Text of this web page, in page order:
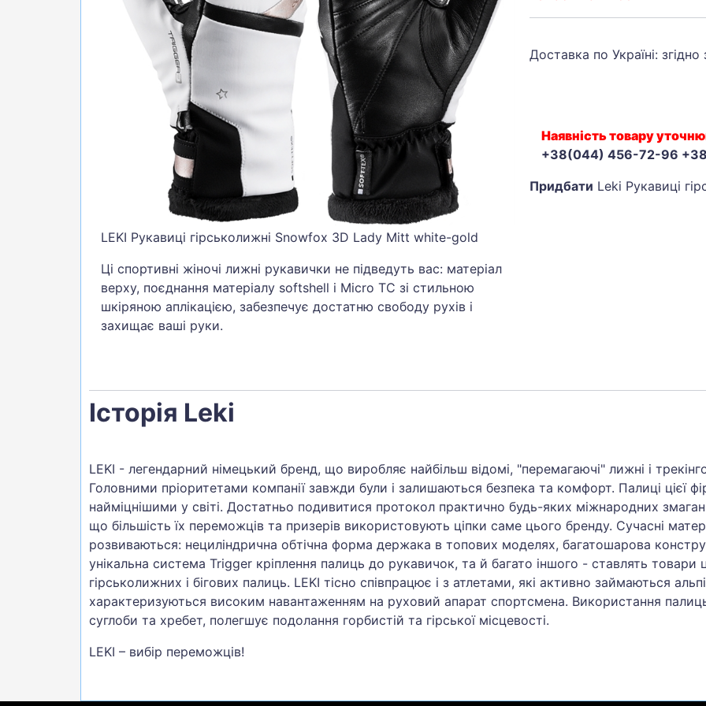
БІГ, ФІТНЕС, М'ЯЧІ
ВЕЛОСИПЕДИ
САМОКАТИ
ТЕНІС, БАДМІНТОН
ВОДНІ ВИДИ СПОРТУ
LEKI Рукавиці гірськолижні Snowfox 3D Lady Mitt white-gold
Ці спортивні жіночі лижні рукавички не підведуть вас: матеріал
верху, поєднання матеріалу softshell і Micro TC зі стильною
шкіряною аплікацією, забезпечує достатню свободу рухів і
захищає ваші руки.
Доставка по Україні:
Наявність товару
+38(044) 456-72-96
Придбати Leki Рукавиці
Історія Leki
LEKI - легендарний німецький бренд, що виробляє найбільш відомі, "перемагаючі" лижні і
Головними пріоритетами компанії завжди були і залишаються безпека та комфорт. Палиці цієї
найміцнішими у світі. Достатньо подивитися протокол практично будь-яких міжнародних
що більшість їх переможців та призерів використовують ціпки саме цього бренду. Сучасні
розвиваються: нециліндрична обтічна форма держака в топових моделях, багатошарова
унікальна система Trigger кріплення палиць до рукавичок, та й багато іншого - ставлять товари
гірськолижних і бігових палиць. LEKI тісно співпрацює і з атлетами, які активно займаються
характеризуються високим навантаженням на руховий апарат спортсмена. Використання
суглоби та хребет, полегшує подолання горбистій та гірської місцевості.
LEKI – вибір переможців!